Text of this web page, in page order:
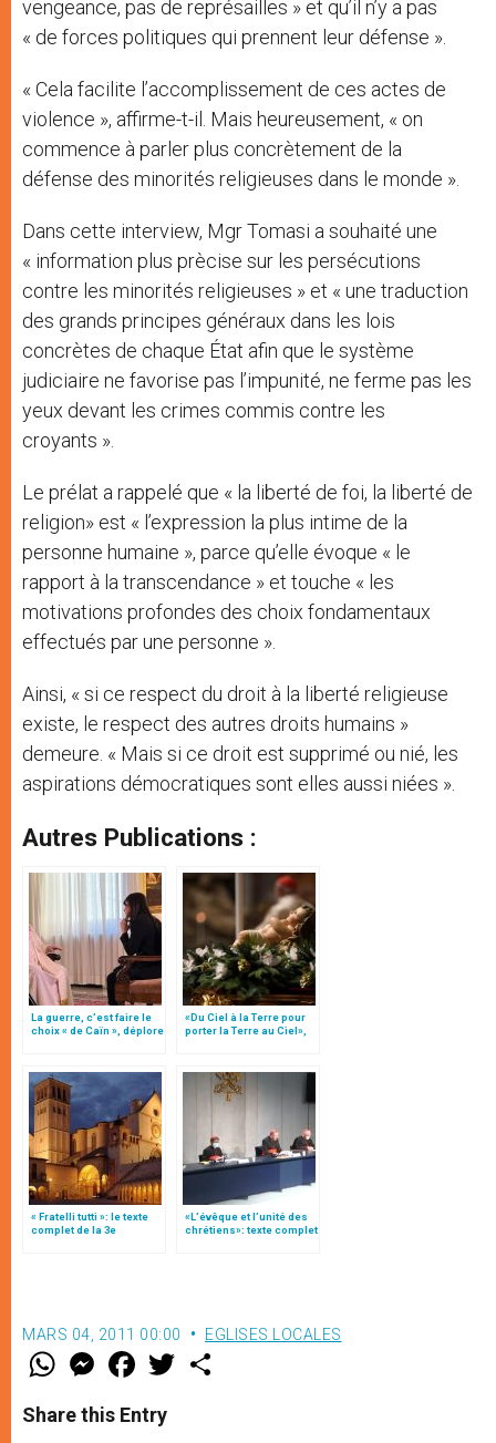
vengeance, pas de représailles » et qu’il n’y a pas
« de forces politiques qui prennent leur défense ».
« Cela facilite l’accomplissement de ces actes de
violence », affirme-t-il. Mais heureusement, « on
commence à parler plus concrètement de la
défense des minorités religieuses dans le monde ».
Dans cette interview, Mgr Tomasi a souhaité une
« information plus prècise sur les persécutions
contre les minorités religieuses » et « une traduction
des grands principes généraux dans les lois
concrètes de chaque État afin que le système
judiciaire ne favorise pas l’impunité, ne ferme pas les
yeux devant les crimes commis contre les
croyants ».
Le prélat a rappelé que « la liberté de foi, la liberté de
religion» est « l’expression la plus intime de la
personne humaine », parce qu’elle évoque « le
rapport à la transcendance » et touche « les
motivations profondes des choix fondamentaux
effectués par une personne ».
Ainsi, « si ce respect du droit à la liberté religieuse
existe, le respect des autres droits humains »
demeure. « Mais si ce droit est supprimé ou nié, les
aspirations démocratiques sont elles aussi niées ».
Autres Publications :
La guerre, c’est faire le
choix « de Caïn », déplore
«Du Ciel à la Terre pour
porter la Terre au Ciel»,
« Fratelli tutti »: le texte
complet de la 3e
«L’évêque et l’unité des
chrétiens»: texte complet
MARS 04, 2011 00:00 EGLISES LOCALES
W
t
s
M
e
s
e
F
a
e
b
w
Share this Entry